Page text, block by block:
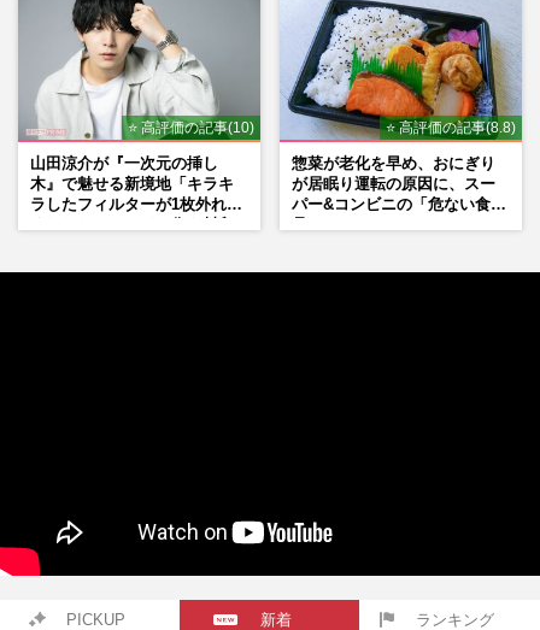
⭐ 高評価の記事(10)
山田涼介が『一次元の挿し
木』で魅せる新境地「キラキ
ラしたフィルターが1枚外れて
⭐ 高評価の記事(8.8)
惣菜が老化を早め、おにぎり
が居眠り運転の原因に、スー
パー&コンビニの「危ない食
PICKUP 新着 ランキング